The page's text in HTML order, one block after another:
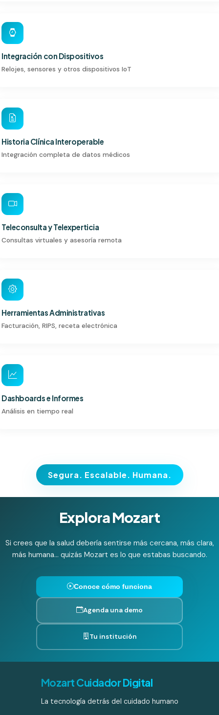
Integración con Dispositivos
Relojes, sensores y otros dispositivos IoT
Historia Clínica Interoperable
Integración completa de datos médicos
Teleconsulta y Telexperticia
Consultas virtuales y asesoría remota
Herramientas Administrativas
Facturación, RIPS, receta electrónica
Dashboards e Informes
Análisis en tiempo real
Segura. Escalable. Humana.
Explora Mozart
Si crees que la salud debería sentirse más cercana, más clara,
más humana… quizás Mozart es lo que estabas buscando.
Conoce cómo funciona
Agenda una demo
Tu institución
Mozart Cuidador Digital
La tecnología detrás del cuidado humano